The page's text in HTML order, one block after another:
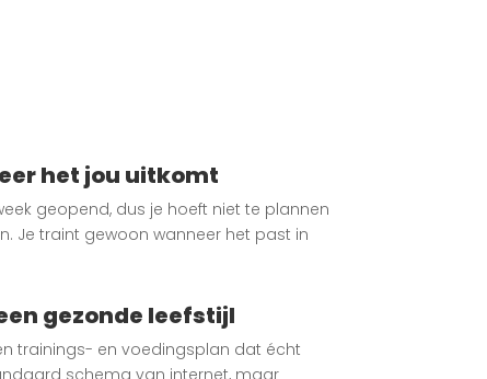
het jou uitkomt
geopend, dus je hoeft niet te plannen
Je traint gewoon wanneer het past in
gezonde leefstijl
trainings- en voedingsplan dat écht